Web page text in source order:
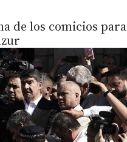
de los comicios para